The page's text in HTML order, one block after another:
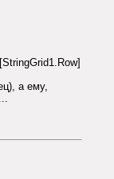
а ему,